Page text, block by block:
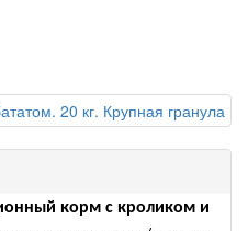
корм с кроликом и